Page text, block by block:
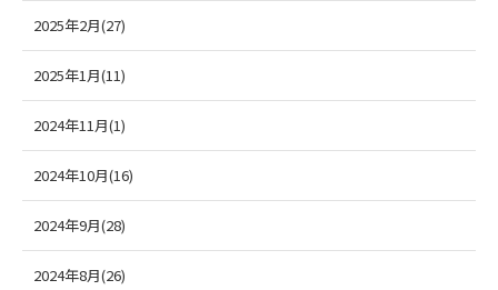
2025年2月(27)
2025年1月(11)
2024年11月(1)
2024年10月(16)
2024年9月(28)
2024年8月(26)